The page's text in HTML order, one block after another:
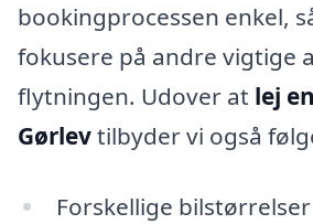
bookingprocessen enkel,
fokusere på andre vigtige
flytningen. Udover at lej
Gørlevtilbyder vi også
Forskellige